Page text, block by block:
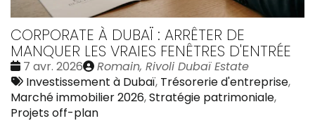
CORPORATE À DUBAÏ : ARRÊTER DE
MANQUER LES VRAIES FENÊTRES D'ENTRÉE
Date
:
7 avr. 2026
Publié
par
Romain, Rivoli Dubaï Estate
Tags
:
Investissement à Dubaï, Trésorerie d'entreprise,
Marché immobilier 2026,Stratégie patrimoniale,
Projets off-plan